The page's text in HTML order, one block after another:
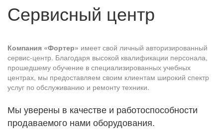
Сервисный центр
Компания «Фортер» имеет свой личный авторизированный
сервис-центр. Благодаря высокой квалификации персонала,
прошедшему обучение в специализированных учебных
центрах, мы предоставляем своим клиентам широкий спектр
услуг по обслуживанию и ремонту техники.
Мы уверены в качестве и работоспособности
продаваемого нами оборудования.